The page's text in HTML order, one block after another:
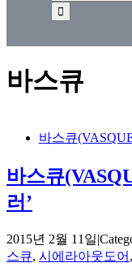
바스큐
바스큐
바스큐
러’
2015년 2월 11일|
스큐, 시에라아웃도어 ,